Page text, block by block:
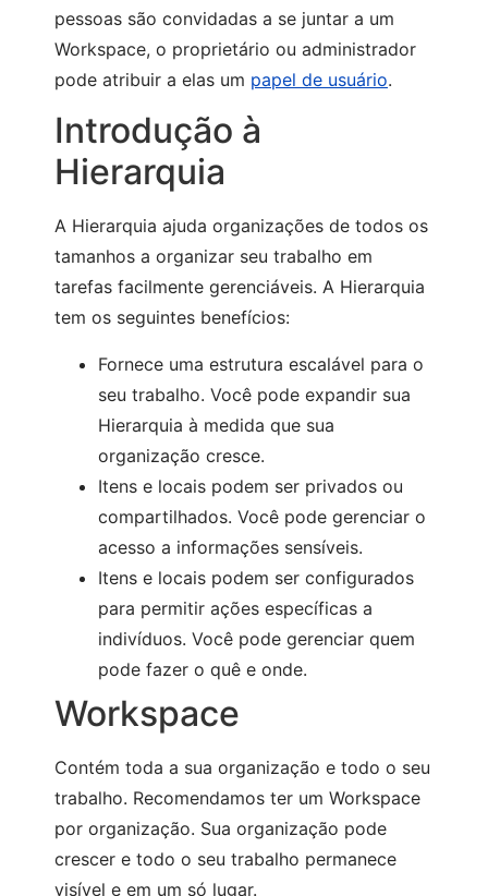
pessoas são convidadas a se juntar a um
Workspace, o proprietário ou administrador
pode atribuir a elas um papel de usuário.
Introdução à
Hierarquia
A Hierarquia ajuda organizações de todos os
tamanhos a organizar seu trabalho em
tarefas facilmente gerenciáveis. A Hierarquia
tem os seguintes benefícios:
Fornece uma estrutura escalável para o
seu trabalho. Você pode expandir sua
Hierarquia à medida que sua
organização cresce.
Itens e locais podem ser privados ou
compartilhados. Você pode gerenciar o
acesso a informações sensíveis.
Itens e locais podem ser configurados
para permitir ações específicas a
indivíduos. Você pode gerenciar quem
pode fazer o quê e onde.
Workspace
Contém toda a sua organização e todo o seu
trabalho. Recomendamos ter um Workspace
por organização. Sua organização pode
crescer e todo o seu trabalho permanece
visível e em um só lugar.